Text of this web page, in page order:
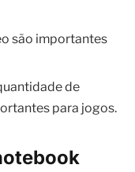
são importantes
de
para jogos.